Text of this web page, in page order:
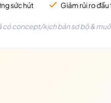
sức hút Giảm rủi ro đầu
có concept/kịch bản sơ bộ &